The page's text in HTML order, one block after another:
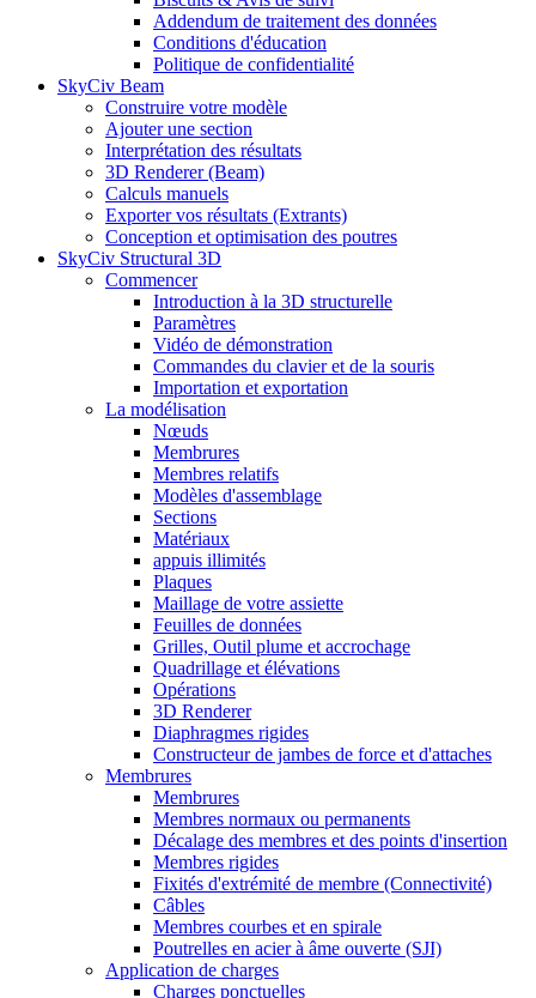
Addendum de traitement des données
Conditions d'éducation
Politique de confidentialité
SkyCiv Beam
Construire votre modèle
Ajouter une section
Interprétation des résultats
3D Renderer (Beam)
Calculs manuels
Exporter vos résultats (Extrants)
Conception et optimisation des poutres
SkyCiv Structural 3D
Commencer
Introduction à la 3D structurelle
Paramètres
Vidéo de démonstration
Commandes du clavier et de la souris
Importation et exportation
La modélisation
Nœuds
Membrures
Membres relatifs
Modèles d'assemblage
Sections
Matériaux
appuis illimités
Plaques
Maillage de votre assiette
Feuilles de données
Grilles, Outil plume et accrochage
Quadrillage et élévations
Opérations
3D Renderer
Diaphragmes rigides
Constructeur de jambes de force et d'attaches
Membrures
Membrures
Membres normaux ou permanents
Décalage des membres et des points d'insertion
Membres rigides
Fixités d'extrémité de membre (Connectivité)
Câbles
Membres courbes et en spirale
Poutrelles en acier à âme ouverte (SJI)
Application de charges
Charges ponctuelles